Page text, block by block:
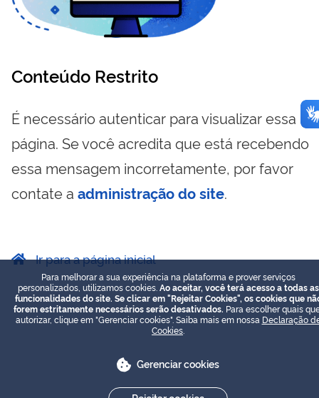
Conteúdo Restrito
É necessário autenticar para visualizar essa
página. Se você acredita que está recebendo
essa mensagem incorretamente, por favor
contate a administração do site.
Ir para a página inicial
Para melhorar a sua experiência na plataforma e prover serviços
personalizados, utilizamos cookies. Ao aceitar, você terá acesso a todas as
funcionalidades do site. Se clicar em "Rejeitar Cookies", os cookies que
forem estritamente necessários serão desativados. Para escolher quais
autorizar, clique em "Gerenciar cookies". Saiba mais em nossa Declaração
Cookies
Gerenciar cookies